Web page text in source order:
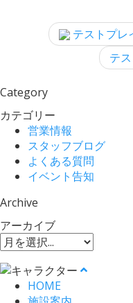
テストプレ
テ
Category
カテゴリー
営業情報
スタッフブログ
よくある質問
イベント告知
Archive
アーカイブ
HOME